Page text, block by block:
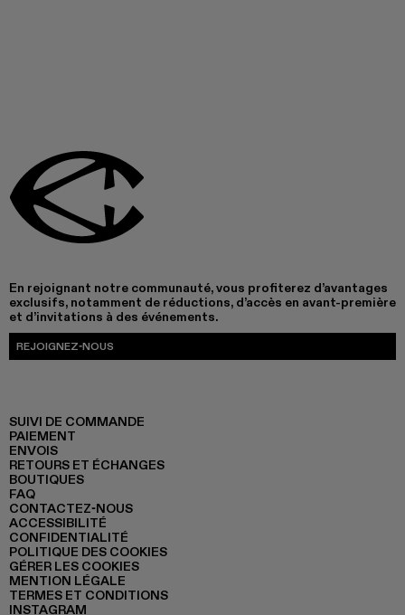
En rejoignant notre communauté, vous profiterez d’avantages
exclusifs, notamment de réductions, d’accès en avant-première
et d’invitations à des événements.
REJOIGNEZ-NOUS
SUIVI DE COMMANDE
PAIEMENT
ENVOIS
RETOURS ET ÉCHANGES
BOUTIQUES
FAQ
CONTACTEZ-NOUS
ACCESSIBILITÉ
CONFIDENTIALITÉ
POLITIQUE DES COOKIES
GÉRER LES COOKIES
MENTION LÉGALE
TERMES ET CONDITIONS
INSTAGRAM